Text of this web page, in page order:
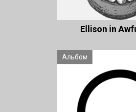
Ellison in
Альбом